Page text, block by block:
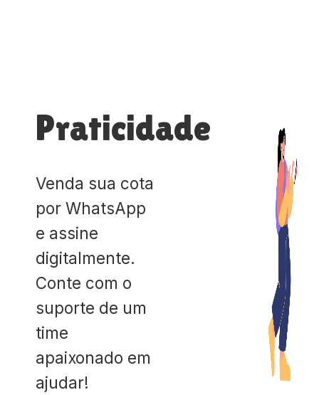
Praticidade
Venda sua cota
por WhatsApp
e assine
digitalmente.
Conte com o
suporte de um
time
apaixonado em
ajudar!